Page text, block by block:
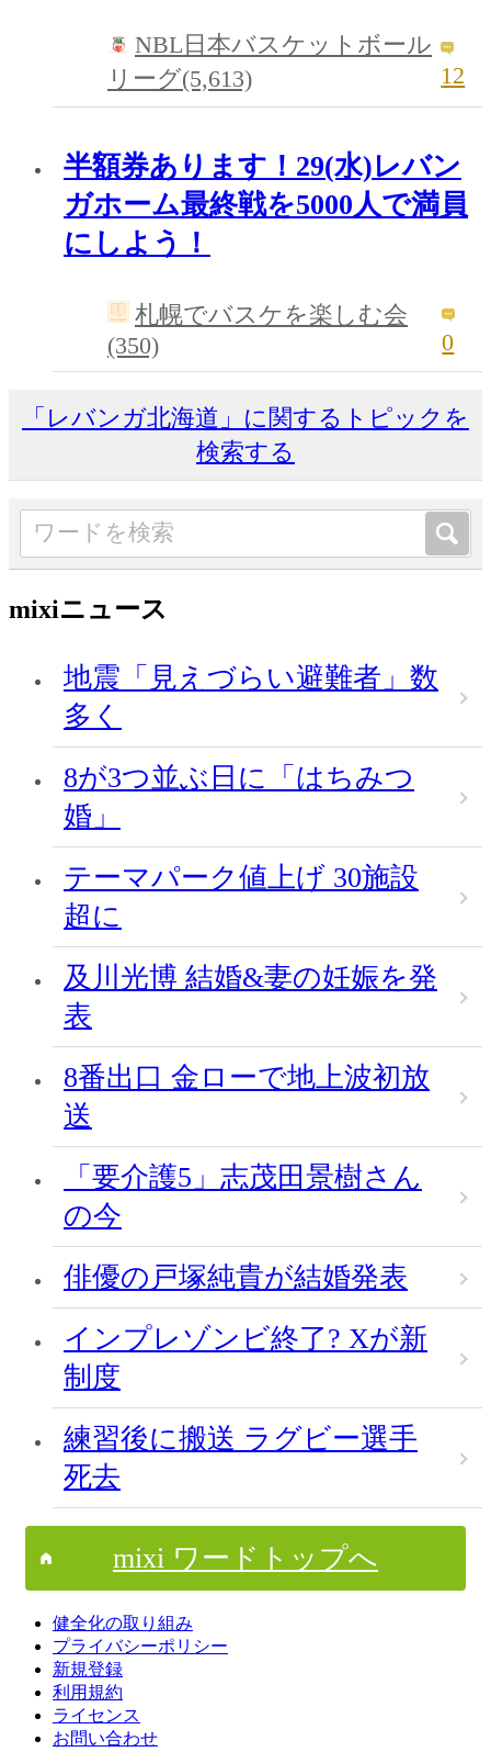
NBL日本バスケットボール
リーグ(5,613)
12
半額券あります！29(水)レバン
ガホーム最終戦を5000人で満員
にしよう！
札幌でバスケを楽しむ会
(350)
0
「レバンガ北海道」に関するトピックを
検索する
mixiニュース
地震「見えづらい避難者」数
多く
8が3つ並ぶ日に「はちみつ
婚」
テーマパーク値上げ 30施設
超に
及川光博 結婚&妻の妊娠を発
表
8番出口 金ローで地上波初放
送
「要介護5」志茂田景樹さん
の今
俳優の戸塚純貴が結婚発表
インプレゾンビ終了? Xが新
制度
練習後に搬送 ラグビー選手
死去
mixi ワードトップへ
健全化の取り組み
プライバシーポリシー
新規登録
利用規約
ライセンス
お問い合わせ